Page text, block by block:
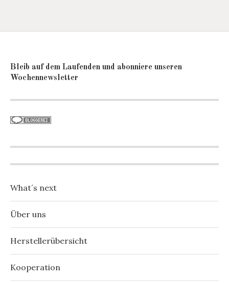
Bleib auf dem Laufenden und abonniere unseren
Wochennewsletter
What´s next
Über uns
Herstellerübersicht
Kooperation